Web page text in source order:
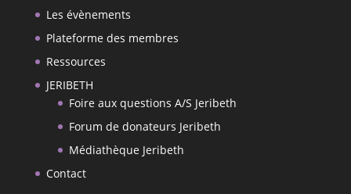
Les évènements
Plateforme des membres
Ressources
JERIBETH
Foire aux questions A/S Jeribeth
Forum de donateurs Jeribeth
Médiathèque Jeribeth
Contact